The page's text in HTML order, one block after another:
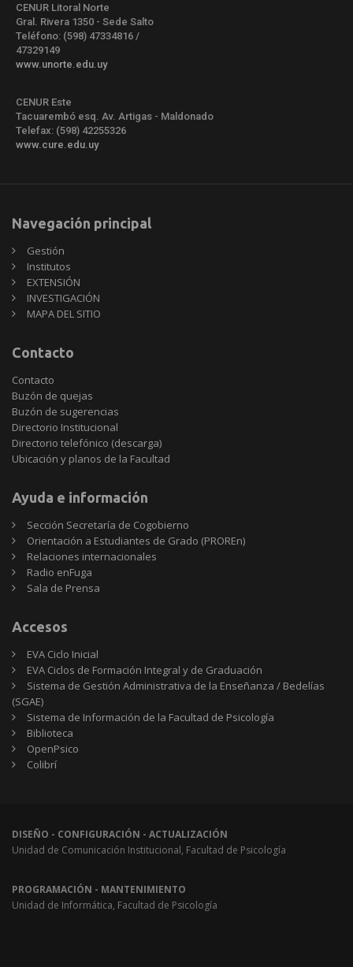
CENUR Litoral Norte
Gral. Rivera 1350 - Sede Salto
Teléfono: (598) 47334816 /
47329149
www.unorte.edu.uy
CENUR Este
Tacuarembó esq. Av. Artigas - Maldonado
Telefax: (598) 42255326
www.cure.edu.uy
Navegación principal
Gestión
Institutos
EXTENSIÓN
INVESTIGACIÓN
MAPA DEL SITIO
Contacto
Contacto
Buzón de quejas
Buzón de sugerencias
Directorio Institucional
Directorio telefónico (descarga)
Ubicación y planos de la Facultad
Ayuda e información
Sección Secretaría de Cogobierno
Orientación a Estudiantes de Grado (PROREn)
Relaciones internacionales
Radio enFuga
Sala de Prensa
Accesos
EVA Ciclo Inicial
EVA Ciclos de Formación Integral y de Graduación
Sistema de Gestión Administrativa de la Enseñanza / Bedelías
(SGAE)
Sistema de Información de la Facultad de Psicología
Biblioteca
OpenPsico
Colibrí
DISEÑO - CONFIGURACIÓN - ACTUALIZACIÓN
Unidad de Comunicación Institucional, Facultad de Psicología
PROGRAMACIÓN - MANTENIMIENTO
Unidad de Informática, Facultad de Psicología